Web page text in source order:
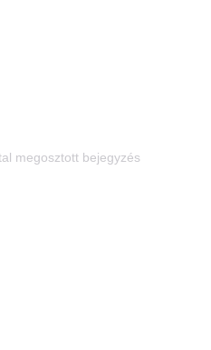
megosztott bejegyzés